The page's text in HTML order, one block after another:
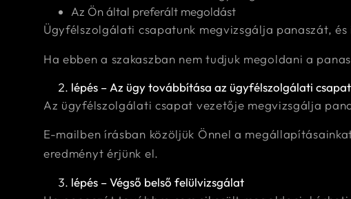
Az Ön által preferált megoldást
Ügyfélszolgálati csapatunk megvizsgálja panaszát,
Ha ebben a szakaszban nem tudjuk megoldani a
lépés – Az ügy továbbítása az ügyfélszolgálati
Az ügyfélszolgálati csapat vezetője megvizsgálja
E-mailben írásban közöljük Önnel a
eredményt érjünk el.
lépés – Végső belső felülvizsgálat